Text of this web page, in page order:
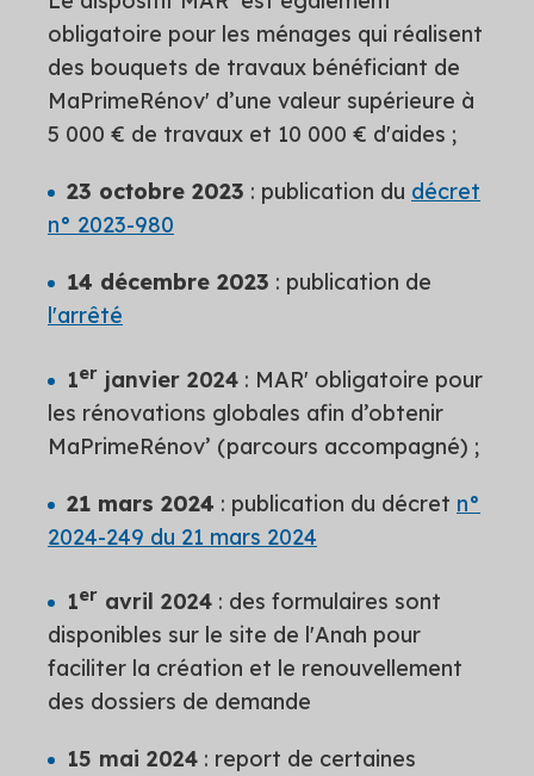
obligatoire pour les ménages qui réalisent
des bouquets de travaux bénéficiant de
MaPrimeRénov' d’une valeur supérieure à
5 000 € de travaux et 10 000 € d'aides ;
23 octobre 2023 : publication du décret
n° 2023-980
14 décembre 2023 : publication de
l'arrêté
1er janvier 2024 : MAR' obligatoire pour
les rénovations globales afin d’obtenir
MaPrimeRénov’ (parcours accompagné) ;
21 mars 2024 : publication du décret n°
2024-249 du 21 mars 2024
1er avril 2024 : des formulaires sont
disponibles sur le site de l'Anah pour
faciliter la création et le renouvellement
des dossiers de demande
15 mai 2024 : report de certaines